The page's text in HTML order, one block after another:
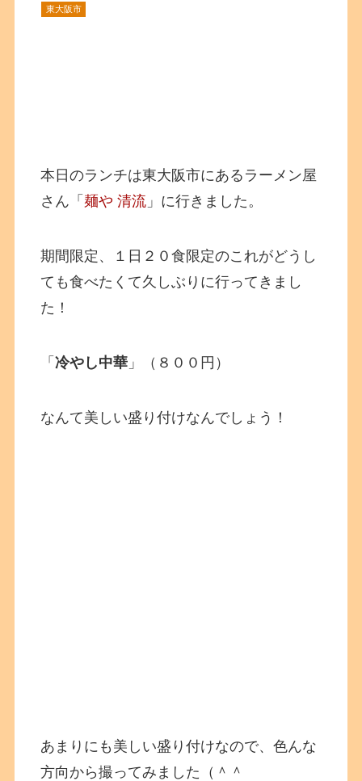
東大阪市
本日のランチは東大阪市にあるラーメン屋
さん「麺や 清流 」に行きました。
期間限定、１日２０食限定のこれがどうし
ても食べたくて久しぶりに行ってきまし
た！
「冷やし中華 」（８００円）
なんて美しい盛り付けなんでしょう！
あまりにも美しい盛り付けなので、色んな
方向から撮ってみました（＾＾